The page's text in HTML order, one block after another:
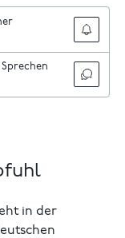
in der